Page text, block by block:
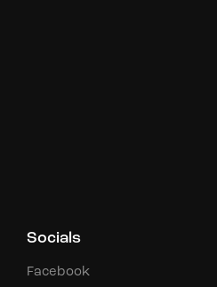
Socials
Facebook